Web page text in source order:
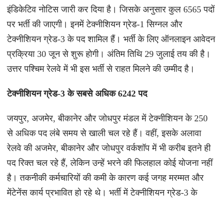
इंडिकेटिव नोटिस जारी कर दिया है। जिसके अनुसार कुल 6565 पदों
पर भर्ती की जाएगी। इनमें टेक्नीशियन ग्रेड-1 सिग्नल और
टेक्नीशियन ग्रेड-3 के पद शामिल हैं। भर्ती के लिए ऑनलाइन आवेदन
प्रक्रिया 30 जून से शुरू होगी। अंतिम तिथि 29 जुलाई तय की है।
उत्तर पश्चिम रेलवे में भी इस भर्ती से राहत मिलने की उम्मीद है।
टेक्नीशियन ग्रेड-3 के सबसे अधिक 6242 पद
जयपुर, अजमेर, बीकानेर और जोधपुर मंडल में टेक्नीशियन के 250
से अधिक पद लंबे समय से खाली चल रहे हैं। वहीं, इसके अलावा
रेलवे की अजमेर, बीकानेर और जोधपुर वर्कशॉप में भी करीब इतने ही
पद रिक्त चल रहे हैं, लेकिन उन्हें भरने की फिलहाल कोई योजना नहीं
है। तकनीकी कर्मचारियों की कमी के कारण कई जगह मरम्मत और
मेंटेनेंस कार्य प्रभावित हो रहे थे। भर्ती में टेक्नीशियन ग्रेड-3 के